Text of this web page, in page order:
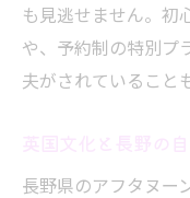
も見逃せません。初
や、予約制の特別プ
夫がされていること
長野県のアフタヌー